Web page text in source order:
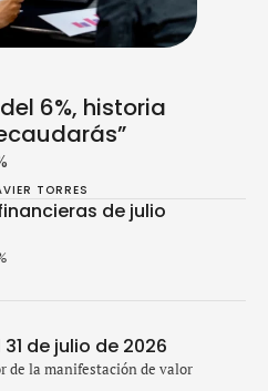
6%, historia
TORRES
de julio
de julio de 2026
de la manifestación de valor